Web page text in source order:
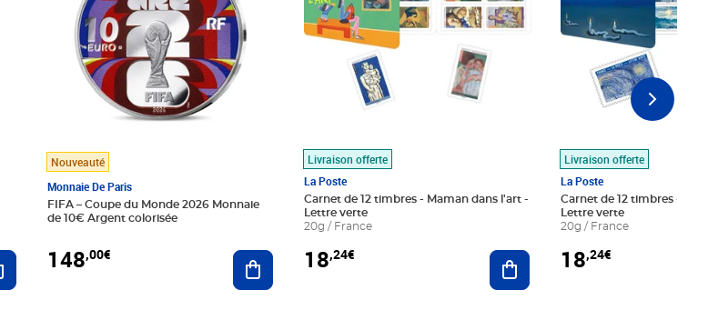
Ajouter au panier
Nouveauté
Monnaie De Paris
FIFA – Coupe du Monde 2026 Monnaie
de 10€ Argent colorisée
148,00€ Ajouter au panier
Livraison offerte
La Poste
Carnet de 12 timbres - Maman dans l'art -
Lettre verte
20g / France
18,24€ Ajouter au panier
Livraison offerte
La Poste
Carnet de 12 timbres - Le
Lettre verte
20g / France
18,24€